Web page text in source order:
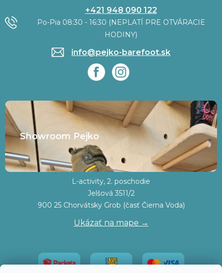
+421 948 090 122
Po-Pia 08:30 - 16:30 (NEPLATÍ PRE OTVÁRACIE
HODINY)
info@pejko-barefoot.sk
Showroom Pejko
L-activity, 2. poschodie
Jelšová 3511/2
900 25 Chorvátsky Grob (časť Čierna Voda)
Ukázať na mape →